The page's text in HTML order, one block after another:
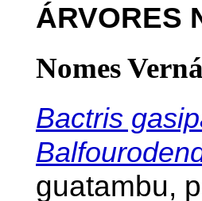
ÁRVORES
Nomes
Bactris
guatambu,